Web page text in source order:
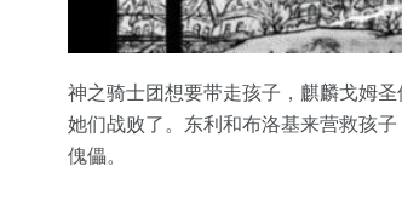
神之骑士团想要带走孩子，麒麟戈姆
她们战败了。东利和布洛基来营救孩
傀儡。